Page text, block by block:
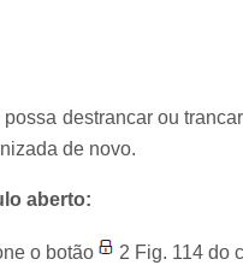
destrancar ou
de novo.
aberto:
o botão
2 Fig. 114 do